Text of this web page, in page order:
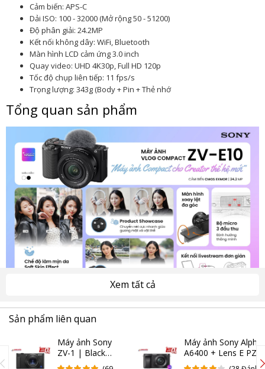
Cảm biến: APS-C
Dải ISO: 100 - 32000 (Mở rộng 50 - 51200)
Độ phân giải: 24.2MP
Kết nối không dây: WiFi, Bluetooth
Màn hình LCD cảm ứng 3.0 inch
Quay video: UHD 4K30p, Full HD 120p
Tốc độ chụp liên tiếp: 11 fps/s
Trọng lượng: 343g (Body + Pin + Thẻ nhớ
Tổng quan sản phẩm
Xem tất cả
Sản phẩm liên quan
Máy ảnh Sony
ZV-1 | Black
(Chính hãng)
Máy ảnh Sony Alpha
A6400 + Lens E PZ
16-50mm f/3.5-5.6 |